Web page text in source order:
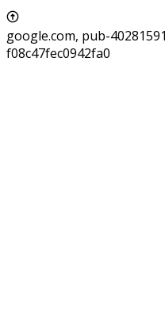
google.com, pub-
f08c47fec0942fa0